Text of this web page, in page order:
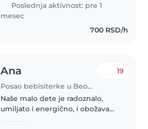
Poslednja aktivnost: pre 1
mesec
700 RSD/h
Ana
Posao bebisiterke u Beograd
19
Naše malo dete je radoznalo,
umiljato i energično, i obožava